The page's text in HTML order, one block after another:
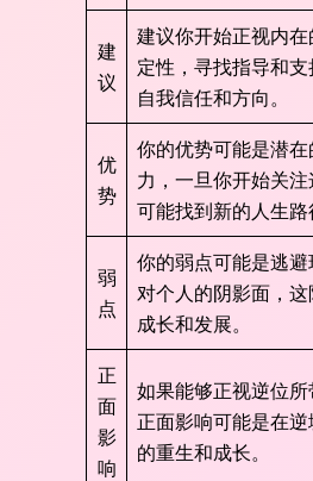
建
议
建议你开始正视内
定性，寻找指导和
自我信任和方向。
优
势
你的优势可能是潜
力，一旦你开始关
可能找到新的人生路
弱
点
你的弱点可能是逃
对个人的阴影面，
成长和发展。
正
面
影
响
如果能够正视逆位所
正面影响可能是在
的重生和成长。